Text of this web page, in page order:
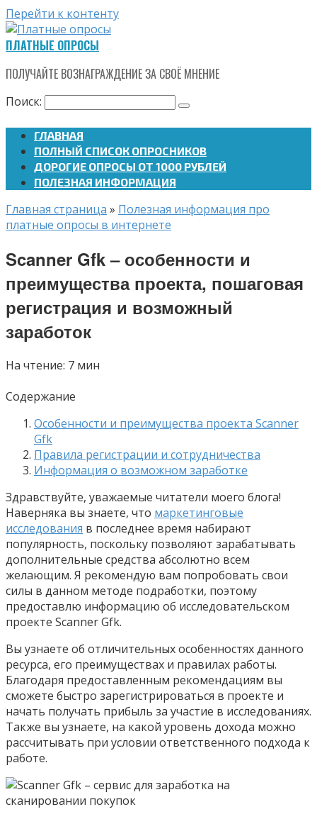
Перейти к контенту
ПЛАТНЫЕ ОПРОСЫ
ПОЛУЧАЙТЕ ВОЗНАГРАЖДЕНИЕ ЗА СВОЁ МНЕНИЕ
Поиск:
ГЛАВНАЯ
ПОЛНЫЙ СПИСОК ОПРОСНИКОВ
ДОРОГИЕ ОПРОСЫ ОТ 1000 РУБЛЕЙ
ПОЛЕЗНАЯ ИНФОРМАЦИЯ
Главная страница » Полезная информация про
платные опросы в интернете
Scanner Gfk – особенности и
преимущества проекта, пошаговая
регистрация и возможный
заработок
На чтение: 7 мин
Содержание
Особенности и преимущества проекта Scanner
Gfk
Правила регистрации и сотрудничества
Информация о возможном заработке
Здравствуйте, уважаемые читатели моего блога!
Наверняка вы знаете, что маркетинговые
исследования в последнее время набирают
популярность, поскольку позволяют зарабатывать
дополнительные средства абсолютно всем
желающим. Я рекомендую вам попробовать свои
силы в данном методе подработки, поэтому
предоставлю информацию об исследовательском
проекте Scanner Gfk.
Вы узнаете об отличительных особенностях данного
ресурса, его преимуществах и правилах работы.
Благодаря предоставленным рекомендациям вы
сможете быстро зарегистрироваться в проекте и
начать получать прибыль за участие в исследованиях.
Также вы узнаете, на какой уровень дохода можно
рассчитывать при условии ответственного подхода к
работе.